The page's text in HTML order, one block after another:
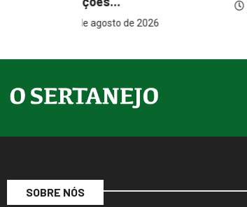
7 de agosto de 2026
SOBRE NÓS